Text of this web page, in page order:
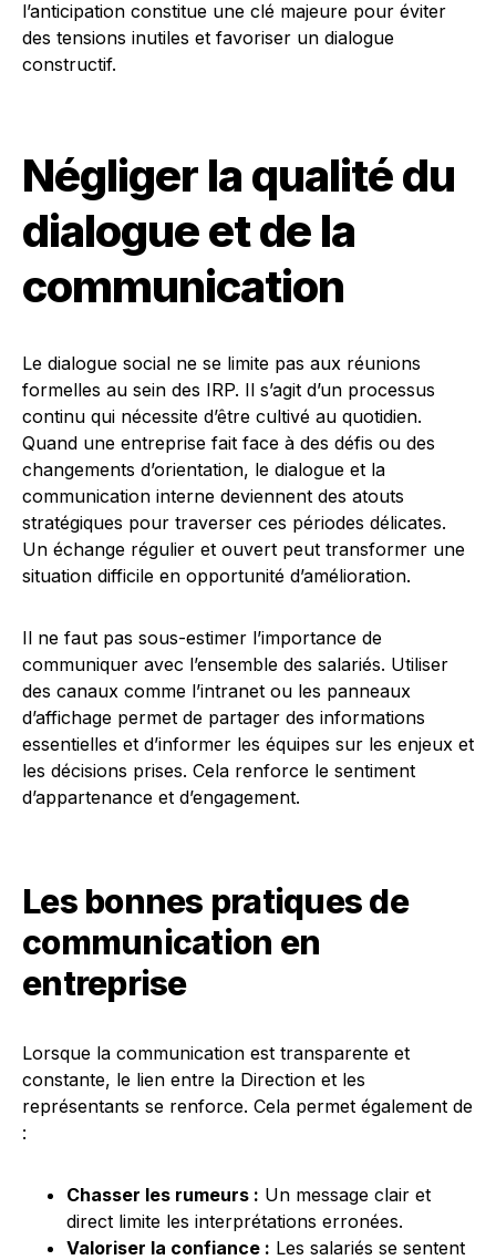
l’anticipation constitue une clé majeure pour éviter
des tensions inutiles et favoriser un dialogue
constructif.
Négliger la qualité du
dialogue et de la
communication
Le dialogue social ne se limite pas aux réunions
formelles au sein des IRP. Il s’agit d’un processus
continu qui nécessite d’être cultivé au quotidien.
Quand une entreprise fait face à des défis ou des
changements d’orientation, le dialogue et la
communication interne deviennent des atouts
stratégiques pour traverser ces périodes délicates.
Un échange régulier et ouvert peut transformer une
situation difficile en opportunité d’amélioration.
Il ne faut pas sous-estimer l’importance de
communiquer avec l’ensemble des salariés. Utiliser
des canaux comme l’intranet ou les panneaux
d’affichage permet de partager des informations
essentielles et d’informer les équipes sur les enjeux et
les décisions prises. Cela renforce le sentiment
d’appartenance et d’engagement.
Les bonnes pratiques de
communication en
entreprise
Lorsque la communication est transparente et
constante, le lien entre la Direction et les
représentants se renforce. Cela permet également de
:
Chasser les rumeurs : Un message clair et
direct limite les interprétations erronées.
Valoriser la confiance : Les salariés se sentent